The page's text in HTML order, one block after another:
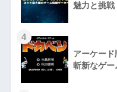
魅力と挑戦
4
アーケー
斬新なゲー